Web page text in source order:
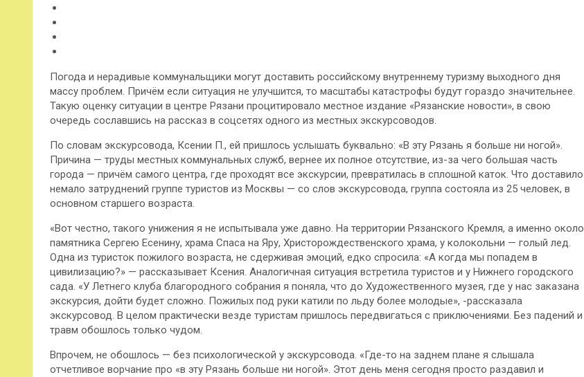
Погода и нерадивые коммунальщики могут доставить российскому внутреннему туризму выходного дня
массу проблем. Причём если ситуация не улучшится, то масштабы катастрофы будут гораздо значительнее.
Такую оценку ситуации в центре Рязани процитировало местное издание «Рязанские новости», в свою
очередь сославшись на рассказ в соцсетях одного из местных экскурсоводов.
По словам экскурсовода, Ксении П., ей пришлось услышать буквально: «В эту Рязань я больше ни ногой».
Причина — труды местных коммунальных служб, вернее их полное отсутствие, из-за чего большая часть
города — причём самого центра, где проходят все экскурсии, превратилась в сплошной каток. Что доставило
немало затруднений группе туристов из Москвы — со слов экскурсовода, группа состояла из 25 человек, в
основном старшего возраста.
«Вот честно, такого унижения я не испытывала уже давно. На территории Рязанского Кремля, а именно около
памятника Сергею Есенину, храма Спаса на Яру, Христорождественского храма, у колокольни — голый лед.
Одна из туристок пожилого возраста, не сдерживая эмоций, едко спросила: «А когда мы попадем в
цивилизацию?» — рассказывает Ксения. Аналогичная ситуация встретила туристов и у Нижнего городского
сада. «У Летнего клуба благородного собрания я поняла, что до Художественного музея, где у нас заказана
экскурсия, дойти будет сложно. Пожилых под руки катили по льду более молодые», -рассказала
экскурсовод. В целом практически везде туристам пришлось передвигаться с приключениями. Без падений и
травм обошлось только чудом.
Впрочем, не обошлось — без психологической у экскурсовода. «Где-то на заднем плане я слышала
отчетливое ворчание про «в эту Рязань больше ни ногой». Этот день меня сегодня просто раздавил и